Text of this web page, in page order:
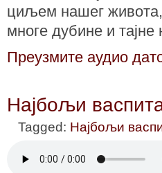
циљем нашег живота,
многе дубине и
Преузмите аудио
Најбољи
Tagged: Најбољи